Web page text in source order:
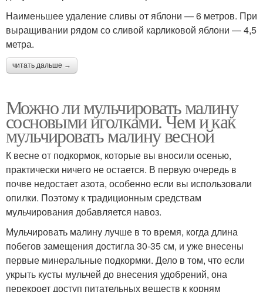
Наименьшее удаление сливы от яблони — 6 метров. При
выращивании рядом со сливой карликовой яблони — 4,5
метра.
читать дальше →
Можно ли мульчировать малину
сосновыми иголками. Чем и как
мульчировать малину весной
К весне от подкормок, которые вы вносили осенью,
практически ничего не остается. В первую очередь в
почве недостает азота, особенно если вы использовали
опилки. Поэтому к традиционным средствам
мульчирования добавляется навоз.
Мульчировать малину лучше в то время, когда длина
побегов замещения достигла 30-35 см, и уже внесены
первые минеральные подкормки. Дело в том, что если
укрыть кусты мульчей до внесения удобрений, она
перекроет доступ питательных веществ к корням